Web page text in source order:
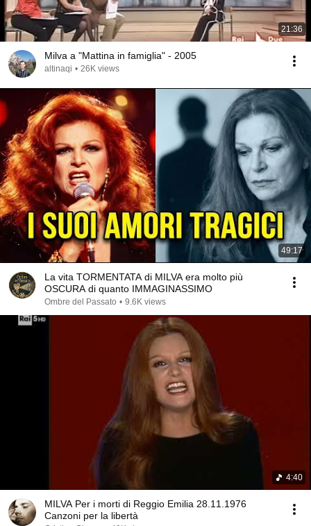
21:36
Milva a "Mattina in famiglia" - 2005
altinaqi • 26K views
49:17
La vita TORMENTATA di MILVA era molto più
OSCURA di quanto IMMAGINASSIMO
Ombre del Passato • 9.6K views
4:40
MILVA Per i morti di Reggio Emilia 28.11.1976
Canzoni per la libertà